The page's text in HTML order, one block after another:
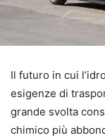
Il futuro in cui
esigenze di
grande svolta
chimico più